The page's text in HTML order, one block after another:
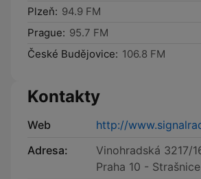
Plzeň: 94.9 FM
Prague: 95.7 FM
České Budějovice: 106.8 FM
Kontakty
Web
http://
Adresa:
Vinohradská 3217/
Praha 10 - Strašnice